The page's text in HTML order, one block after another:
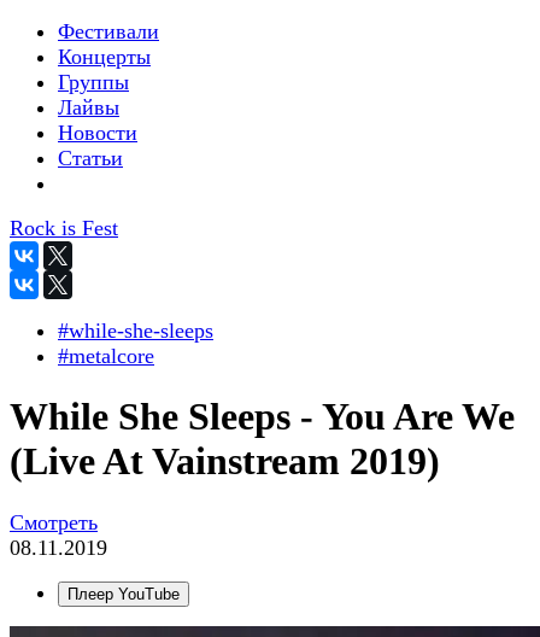
Фестивали
Концерты
Группы
Лайвы
Новости
Статьи
Rock is Fest
#while-she-sleeps
#metalcore
While She Sleeps - You Are We
(Live At Vainstream 2019)
Смотреть
08.11.2019
Плеер YouTube